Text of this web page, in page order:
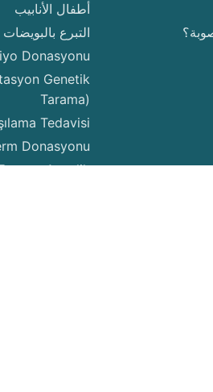
أطفال الأنابيب
التبرع بالبويضات
Donasyonu
Genetik
Tarama)
Tedavisi
Donasyonu
Annelik